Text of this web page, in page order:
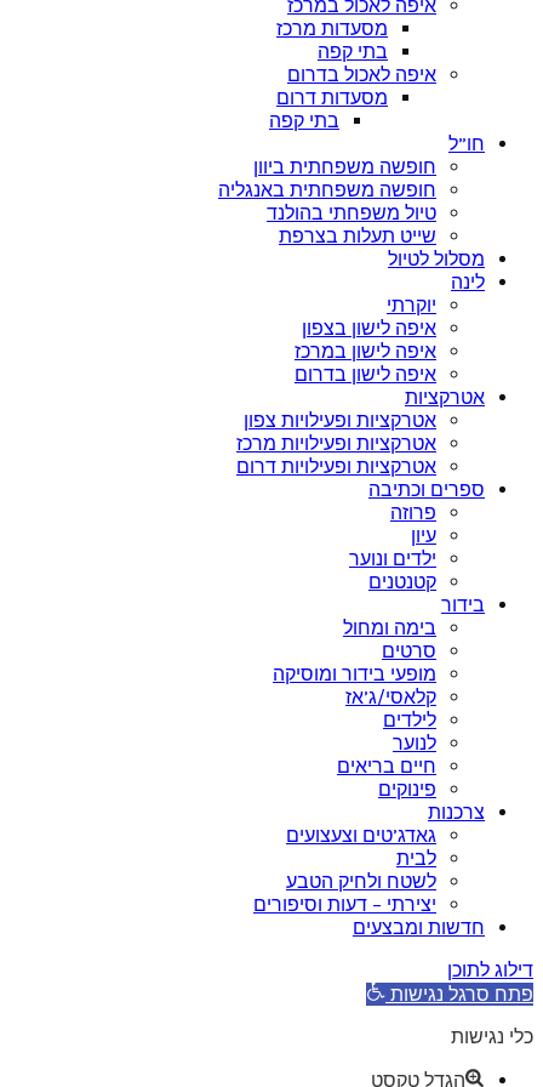
איפה לאכול במרכז
מסעדות מרכז
בתי קפה
איפה לאכול בדרום
מסעדות דרום
בתי קפה
חו”ל
חופשה משפחתית ביוון
חופשה משפחתית באנגליה
טיול משפחתי בהולנד
שייט תעלות בצרפת
מסלול לטיול
לינה
יוקרתי
איפה לישון בצפון
איפה לישון במרכז
איפה לישון בדרום
אטרקציות
אטרקציות ופעילויות צפון
אטרקציות ופעילויות מרכז
אטרקציות ופעילויות דרום
ספרים וכתיבה
פרוזה
עיון
ילדים ונוער
קטנטנים
בידור
בימה ומחול
סרטים
מופעי בידור ומוסיקה
קלאסי/ג’אז
לילדים
לנוער
חיים בריאים
פינוקים
צרכנות
גאדג’טים וצעצועים
לבית
לשטח ולחיק הטבע
יצירתי – דעות וסיפורים
חדשות ומבצעים
דילוג לתוכן
פתח סרגל נגישות
כלי נגישות
הגדל טקסט